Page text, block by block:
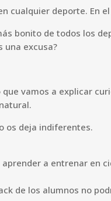
cualquier deporte. En
bonito de todos los
una excusa?
vamos a explicar
os deja indiferentes.
a entrenar en
de los alumnos no